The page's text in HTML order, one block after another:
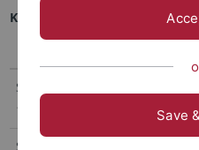
Koreanisch-Sprachkurse
Sejong Korean
1A
Sejong Korean
Save